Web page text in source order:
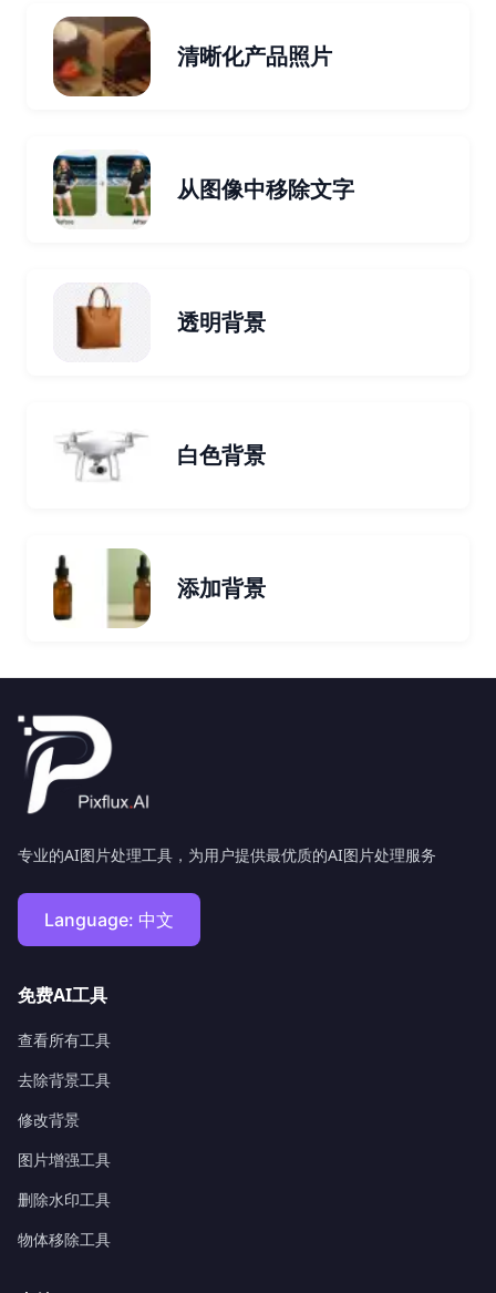
清晰化产品照片
从图像中移除文字
透明背景
白色背景
添加背景
专业的AI图片处理工具，为用户提供最优质的AI图片处理服务
Language: 中文
免费AI工具
查看所有工具
去除背景工具
修改背景
图片增强工具
删除水印工具
物体移除工具